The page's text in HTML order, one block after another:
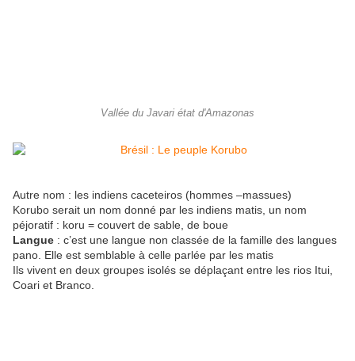
Vallée du Javari état d'Amazonas
Autre nom : les indiens caceteiros (hommes –massues)
Korubo serait un nom donné par les indiens matis, un nom
péjoratif : koru = couvert de sable, de boue
Langue : c’est une langue non classée de la famille des langues
pano. Elle est semblable à celle parlée par les matis
Ils vivent en deux groupes isolés se déplaçant entre les rios Itui,
Coari et Branco.